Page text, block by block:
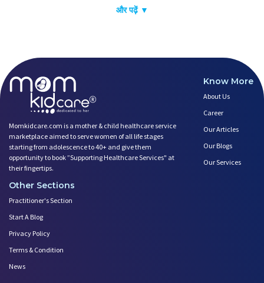
और पढ़ें ▼
Momkidcare.com is a mother & child healthcare service
marketplace aimed to serve women of all life stages
starting from adolescence to 40+ and give them
opportunity to book ”Supporting Healthcare Services" at
their fingertips.
Know More
About Us
Career
Our Articles
Our Blogs
Our Services
Other Sections
Practitioner's Section
Start A Blog
Privacy Policy
Terms & Condition
News